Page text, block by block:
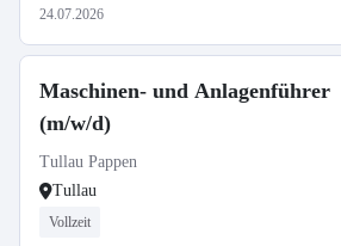
24.07.2026
Maschinen- und Anlagenführer
(m/w/d)
Tullau Pappen
Tullau
Vollzeit